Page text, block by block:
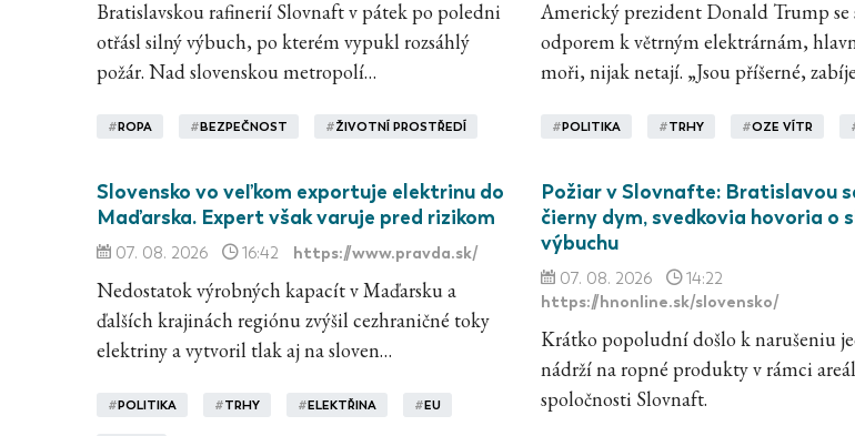
Bratislavskou rafinerií Slovnaft v pátek po poledni
otřásl silný výbuch, po kterém vypukl rozsáhlý
požár. Nad slovenskou metropolí…
#ROPA #BEZPEČNOST #ŽIVOTNÍ PROSTŘEDÍ
Americký prezident Donald Trump se
odporem k větrným elektrárnám,
moři, nijak netají. „Jsou příšerné,
#POLITIKA #TRHY #OZE VÍTR
Slovensko vo veľkom exportuje elektrinu do
Maďarska. Expert však varuje pred rizikom
07. 08. 2026 16:42 https://www.pravda.sk/
Nedostatok výrobných kapacít v Maďarsku a
ďalších krajinách regiónu zvýšil cezhraničné toky
elektriny a vytvoril tlak aj na sloven…
#POLITIKA #TRHY #ELEKTŘINA #EU
Požiar v Slovnafte: Bratislavou
čierny dym, svedkovia hovoria o
výbuchu
07. 08. 2026 14:22
https://hnonline.sk/slovensko/
Krátko popoludní došlo k narušeniu
nádrží na ropné produkty v rámci
spoločnosti Slovnaft.